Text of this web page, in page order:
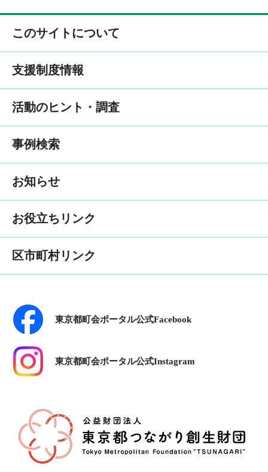
このサイトについて
支援制度情報
活動のヒント・調査
事例検索
お知らせ
お役立ちリンク
区市町村リンク
東京都町会ポータル公式Facebook
東京都町会ポータル公式Instagram